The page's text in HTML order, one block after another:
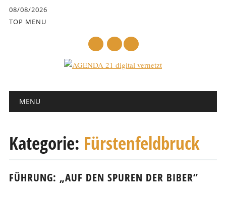
springen
08/08/2026
TOP MENU
Hauptmenü
Abbrechen
MENU
Kategorie: Fürstenfeldbruck
FÜHRUNG: „AUF DEN SPUREN DER BIBER“